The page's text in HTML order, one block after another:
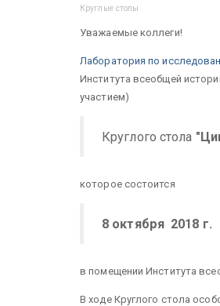
Круглые столы
Уважаемые коллеги!
Лаборатория по
Института всеобщей
участием)
Круглого стола
которое состоится
8 октября 2018 г.
в помещении Института
В ходе Круглого стола